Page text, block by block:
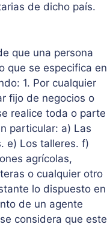
de dicho país.
que una persona
que se especifica en
1. Por cualquier
fijo de negocios o
realice toda o parte
particular: a) Las
e) Los talleres. f)
agrícolas,
o cualquier otro
lo dispuesto en
de un agente
considera que este